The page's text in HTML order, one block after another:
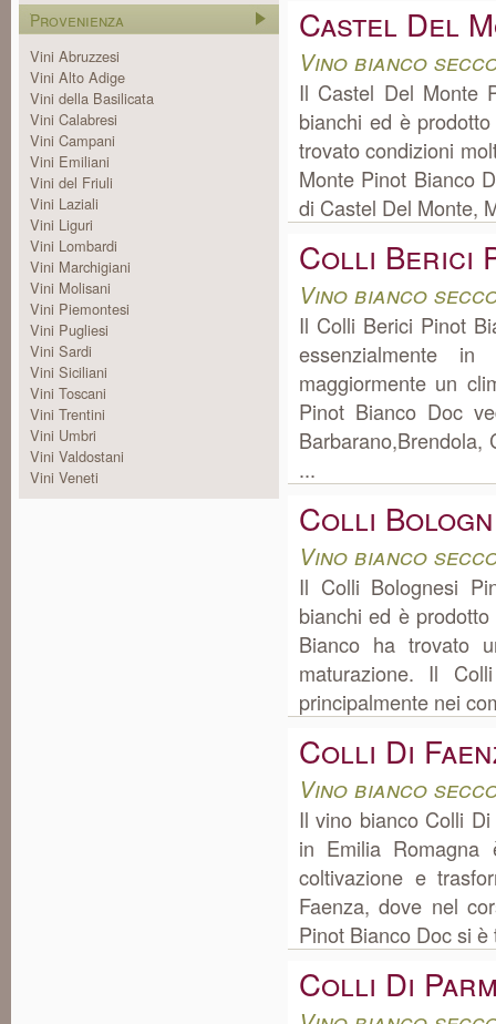
Provenienza
Vini Abruzzesi
Vini Alto Adige
Vini della Basilicata
Vini Calabresi
Vini Campani
Vini Emiliani
Vini del Friuli
Vini Laziali
Vini Liguri
Vini Lombardi
Vini Marchigiani
Vini Molisani
Vini Piemontesi
Vini Pugliesi
Vini Sardi
Vini Siciliani
Vini Toscani
Vini Trentini
Vini Umbri
Vini Valdostani
Vini Veneti
Castel Del
Vino bianco
Il Castel Del Monte
bianchi ed è
trovato condizioni
Monte Pinot Bianco
di Castel Del Monte,
Colli Berici
Vino bianco
Il Colli Berici Pinot
essenzialmente
maggiormente un
Pinot Bianco Doc
Barbarano,Brendola,
...
Colli
Vino bianco
Il Colli Bolognesi
bianchi ed è
Bianco ha trovato
maturazione. Il
principalmente nei
Colli Di
Vino bianco
Il vino bianco Colli
in Emilia
coltivazione e
Faenza, dove nel
Pinot Bianco Doc si
Colli Di